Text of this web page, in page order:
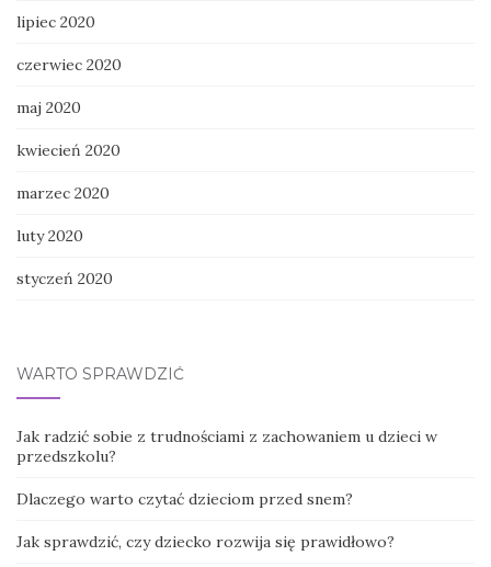
lipiec 2020
czerwiec 2020
maj 2020
kwiecień 2020
marzec 2020
luty 2020
styczeń 2020
WARTO SPRAWDZIĆ
Jak radzić sobie z trudnościami z zachowaniem u dzieci w
przedszkolu?
Dlaczego warto czytać dzieciom przed snem?
Jak sprawdzić, czy dziecko rozwija się prawidłowo?